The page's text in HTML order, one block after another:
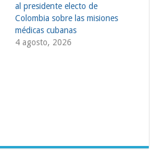
al presidente electo de
Colombia sobre las misiones
médicas cubanas
4 agosto, 2026